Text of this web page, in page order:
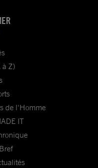
à Z)
de l'Homme
IT